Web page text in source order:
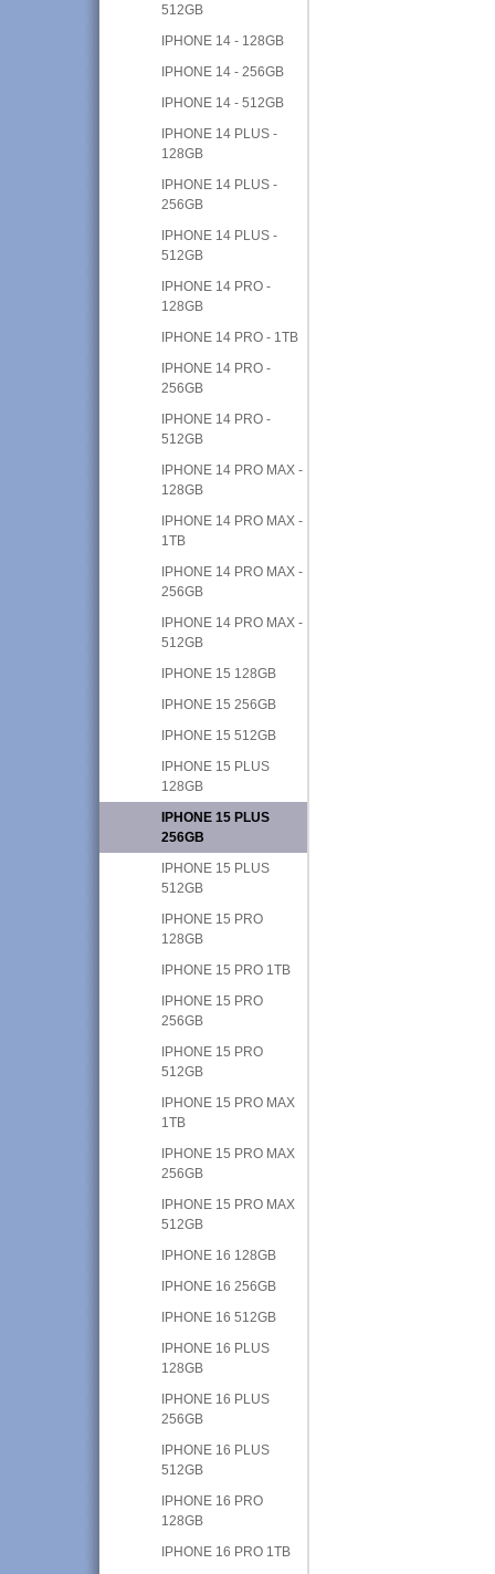
512GB
IPHONE 14 - 128GB
IPHONE 14 - 256GB
IPHONE 14 - 512GB
IPHONE 14 PLUS -
128GB
IPHONE 14 PLUS -
256GB
IPHONE 14 PLUS -
512GB
IPHONE 14 PRO -
128GB
IPHONE 14 PRO - 1TB
IPHONE 14 PRO -
256GB
IPHONE 14 PRO -
512GB
IPHONE 14 PRO MAX -
128GB
IPHONE 14 PRO MAX -
1TB
IPHONE 14 PRO MAX -
256GB
IPHONE 14 PRO MAX -
512GB
IPHONE 15 128GB
IPHONE 15 256GB
IPHONE 15 512GB
IPHONE 15 PLUS
128GB
IPHONE 15 PLUS
256GB
IPHONE 15 PLUS
512GB
IPHONE 15 PRO
128GB
IPHONE 15 PRO 1TB
IPHONE 15 PRO
256GB
IPHONE 15 PRO
512GB
IPHONE 15 PRO MAX
1TB
IPHONE 15 PRO MAX
256GB
IPHONE 15 PRO MAX
512GB
IPHONE 16 128GB
IPHONE 16 256GB
IPHONE 16 512GB
IPHONE 16 PLUS
128GB
IPHONE 16 PLUS
256GB
IPHONE 16 PLUS
512GB
IPHONE 16 PRO
128GB
IPHONE 16 PRO 1TB